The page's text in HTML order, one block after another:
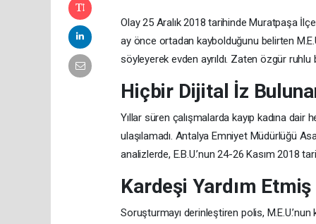
Olay 25 Aralık 2018 tarihinde Muratpaşa
ay önce ortadan kaybolduğunu belirten
söyleyerek evden ayrıldı. Zaten özgür
Hiçbir Dijital İz
Yıllar süren çalışmalarda kayıp kadına dair
ulaşılamadı. Antalya Emniyet Müdürlüğü
analizlerde, E.B.U.’nun 24-26 Kasım 2018
Kardeşi Yardım Etmiş
Soruşturmayı derinleştiren polis,